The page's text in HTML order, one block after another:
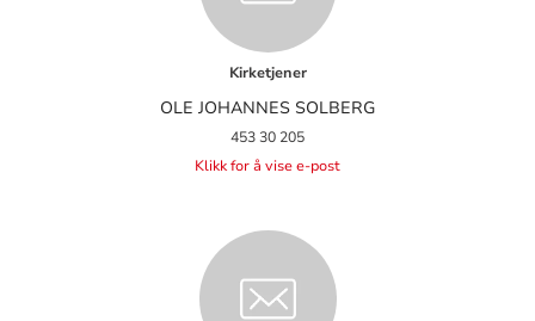
Kirketjener
OLE JOHANNES SOLBERG
453 30 205
Klikk for å vise e-post